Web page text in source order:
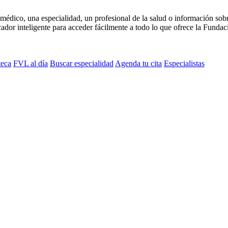
una especialidad, un profesional de la salud o información
inteligente para acceder fácilmente a todo lo que ofrece la
FVL al día Buscar especialidad Agenda tu cita Especialistas